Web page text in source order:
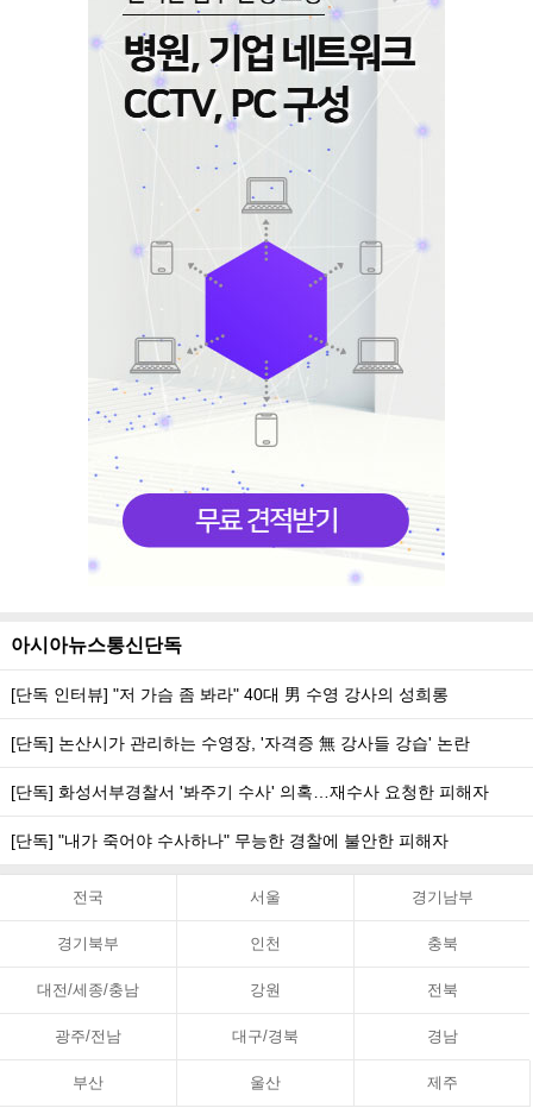
아시아뉴스통신단독
[단독 인터뷰] "저 가슴 좀 봐라" 40대 男 수영 강사의 성희롱
[단독] 논산시가 관리하는 수영장, '자격증 無 강사들 강습' 논란
[단독] 화성서부경찰서 '봐주기 수사' 의혹…재수사 요청한 피해자
[단독] "내가 죽어야 수사하나" 무능한 경찰에 불안한 피해자
전국 서울 경기남부
경기북부 인천 충북
대전/세종/충남 강원 전북
광주/전남 대구/경북 경남
부산 울산 제주